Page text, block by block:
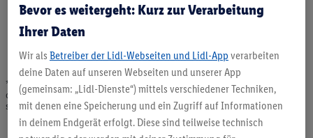
* Angebote solange Vorrat. Abgabe nur in haushaltsüblichen Mengen. Verkauf
ohne Dekoration. Die hier beworbenen Produkte, vor allem NonFood-Produkte,
sind nicht alle dauerhaft im Sortiment. Abbildungen ähnlich.
Bevor es weitergeht: Kurz zur Verarbeitung
Ihrer Daten
Wir als Betreiber der Lidl-Webseiten und Lidl-App verarbeiten
deine Daten auf unseren Webseiten und unserer App
(gemeinsam: „Lidl-Dienste“) mittels verschiedener Techniken,
mit denen eine Speicherung und ein Zugriff auf Informationen
in deinem Endgerät erfolgt. Diese sind teilweise technisch